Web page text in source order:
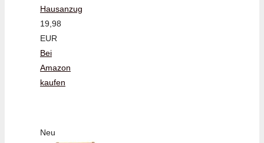
Hausanzug
19,98
EUR
Bei
Amazon
kaufen
Neu